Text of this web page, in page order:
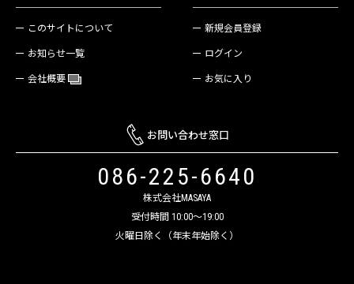
このサイトについて
お知らせ一覧
会社概要
新規会員登録
ログイン
お気に入り
お問い合わせ窓口
086-225-6640
株式会社MASAYA
受付時間 10:00～19:00
火曜日除く（年末年始除く）